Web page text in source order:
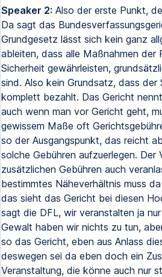
Speaker 2: Also der erste Punkt,
Da sagt das
Grundgesetz lässt sich kein ganz
ableiten, dass alle Maßnahmen der
Sicherheit gewährleisten,
sind. Also kein Grundsatz, dass der
komplett bezahlt. Das Gericht
auch wenn man vor Gericht geht,
gewissem Maße oft
so der Ausgangspunkt, das reicht
solche Gebühren aufzuerlegen. Der
zusätzlichen Gebühren auch
bestimmtes Näheverhältnis muss
das sieht das Gericht bei diesen
sagt die DFL, wir veranstalten ja
Gewalt haben wir nichts zu tun,
so das Gericht, eben aus Anlass
deswegen sei da eben doch ein
Veranstaltung, die könne auch nur